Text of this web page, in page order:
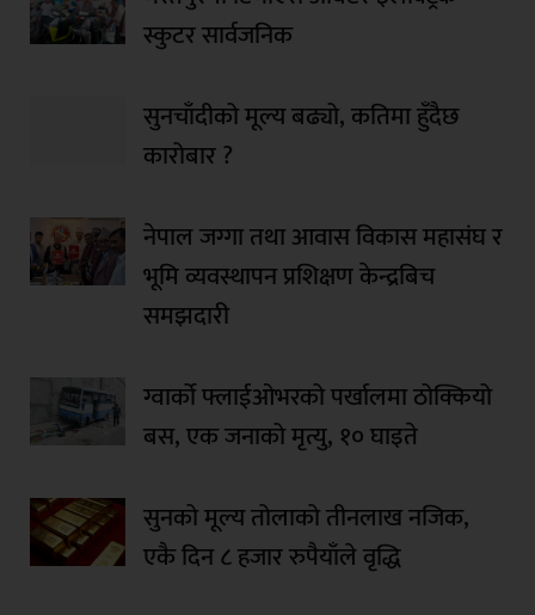
स्कुटर सार्वजनिक
सुनचाँदीको मूल्य बढ्यो, कतिमा हुँदैछ
कारोबार ?
नेपाल जग्गा तथा आवास विकास महासंघ र
भूमि व्यवस्थापन प्रशिक्षण केन्द्रबिच
समझदारी
ग्वार्को फ्लाईओभरको पर्खालमा ठोक्कियो
बस, एक जनाको मृत्यु, १० घाइते
सुनको मूल्य तोलाको तीनलाख नजिक,
एकै दिन ८ हजार रुपैयाँले वृद्धि